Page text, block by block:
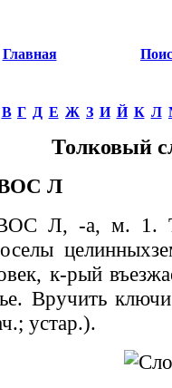
Главная
В Г Д Е Ж З И Й К Л
Толковый
Л
Л, -а, м. 1.
к-рый
Вручить
устар.).